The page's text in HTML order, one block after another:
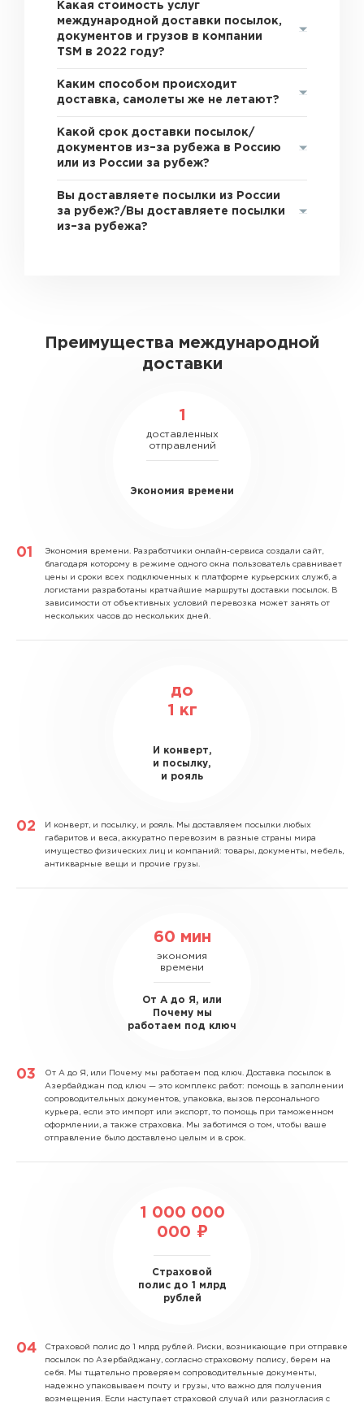
Какая стоимость услуг
международной доставки посылок,
документов и грузов в компании
TSM в 2022 году?
Каким способом происходит
доставка, самолеты же не летают?
Какой срок доставки посылок/
документов из–за рубежа в Россию
или из России за рубеж?
Вы доставляете посылки из России
за рубеж?/Вы доставляете посылки
из–за рубежа?
Преимущества международной
доставки
1
доставленных
отправлений
Экономия времени
Экономия времени.
Разработчики онлайн-сервиса создали сайт,
благодаря которому в режиме одного окна пользователь сравнивает
цены и сроки всех подключенных к платформе курьерских служб, а
логистами разработаны кратчайшие маршруты доставки посылок. В
зависимости от объективных условий перевозка может занять от
нескольких часов до нескольких дней.
до
1
кг
И конверт,
и посылку,
и рояль
И конверт, и посылку, и рояль.
Мы доставляем посылки любых
габаритов и веса, аккуратно перевозим в разные страны мира
имущество физических лиц и компаний: товары, документы, мебель,
антикварные вещи и прочие грузы.
60 мин
экономия
времени
От А до Я, или
Почему мы
работаем под ключ
От А до Я, или Почему мы работаем под ключ.
Доставка посылок в
Азербайджан под ключ — это комплекс работ: помощь в заполнении
сопроводительных документов, упаковка, вызов персонального
курьера, если это импорт или экспорт, то помощь при таможенном
оформлении, а также страховка. Мы заботимся о том, чтобы ваше
отправление было доставлено целым и в срок.
1 000 000
000 ₽
Страховой
полис до 1 млрд
рублей
Страховой полис до 1 млрд рублей.
Риски, возникающие при отправке
посылок по Азербайджану, согласно страховому полису, берем на
себя. Мы тщательно проверяем сопроводительные документы,
надежно упаковываем почту и грузы, что важно для получения
возмещения. Если наступает страховой случай или разногласия с